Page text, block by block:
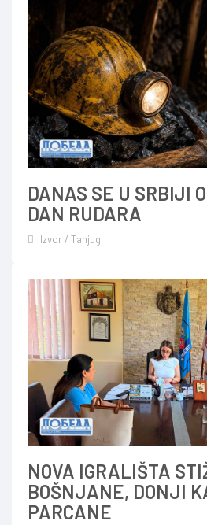
DANAS SE U SRBIJI
DAN RUDARA
Izvor / Tanjug
NOVA IGRALIŠTA
BOŠNJANE, DONJI
PARCANE